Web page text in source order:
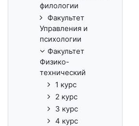
филологии
Факультет
Управления и
психологии
Факультет
Физико-
технический
1 курс
2 курс
3 курс
4 курс